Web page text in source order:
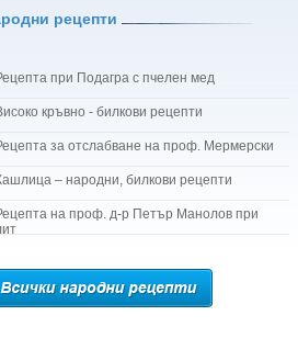
рецепти
при Подагра с пчелен мед
кръвно - билкови рецепти
за отслабване на проф. Мермерски
– народни, билкови рецепти
на проф. д-р Петър Манолов при